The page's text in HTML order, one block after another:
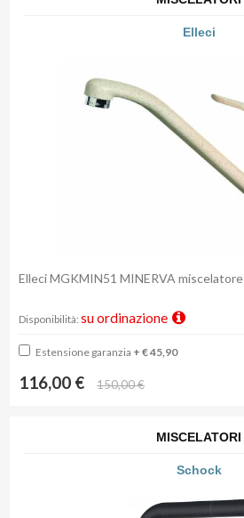
Elleci
Elleci MGKMIN51 MINERVA miscelatore
Disponibilità: su ordinazione
Estensione garanzia + € 45,90
116,00 € 150,00 €
MISCELATORI
Schock